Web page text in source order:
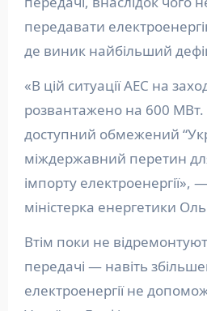
передавати
де виник найбільший
«В цій ситуації АЕС на
розвантажено на 600
доступний обмежений
міждержавний перетин
імпорту
міністерка енергетики
Втім поки не
передачі — навіть
електроенергії не